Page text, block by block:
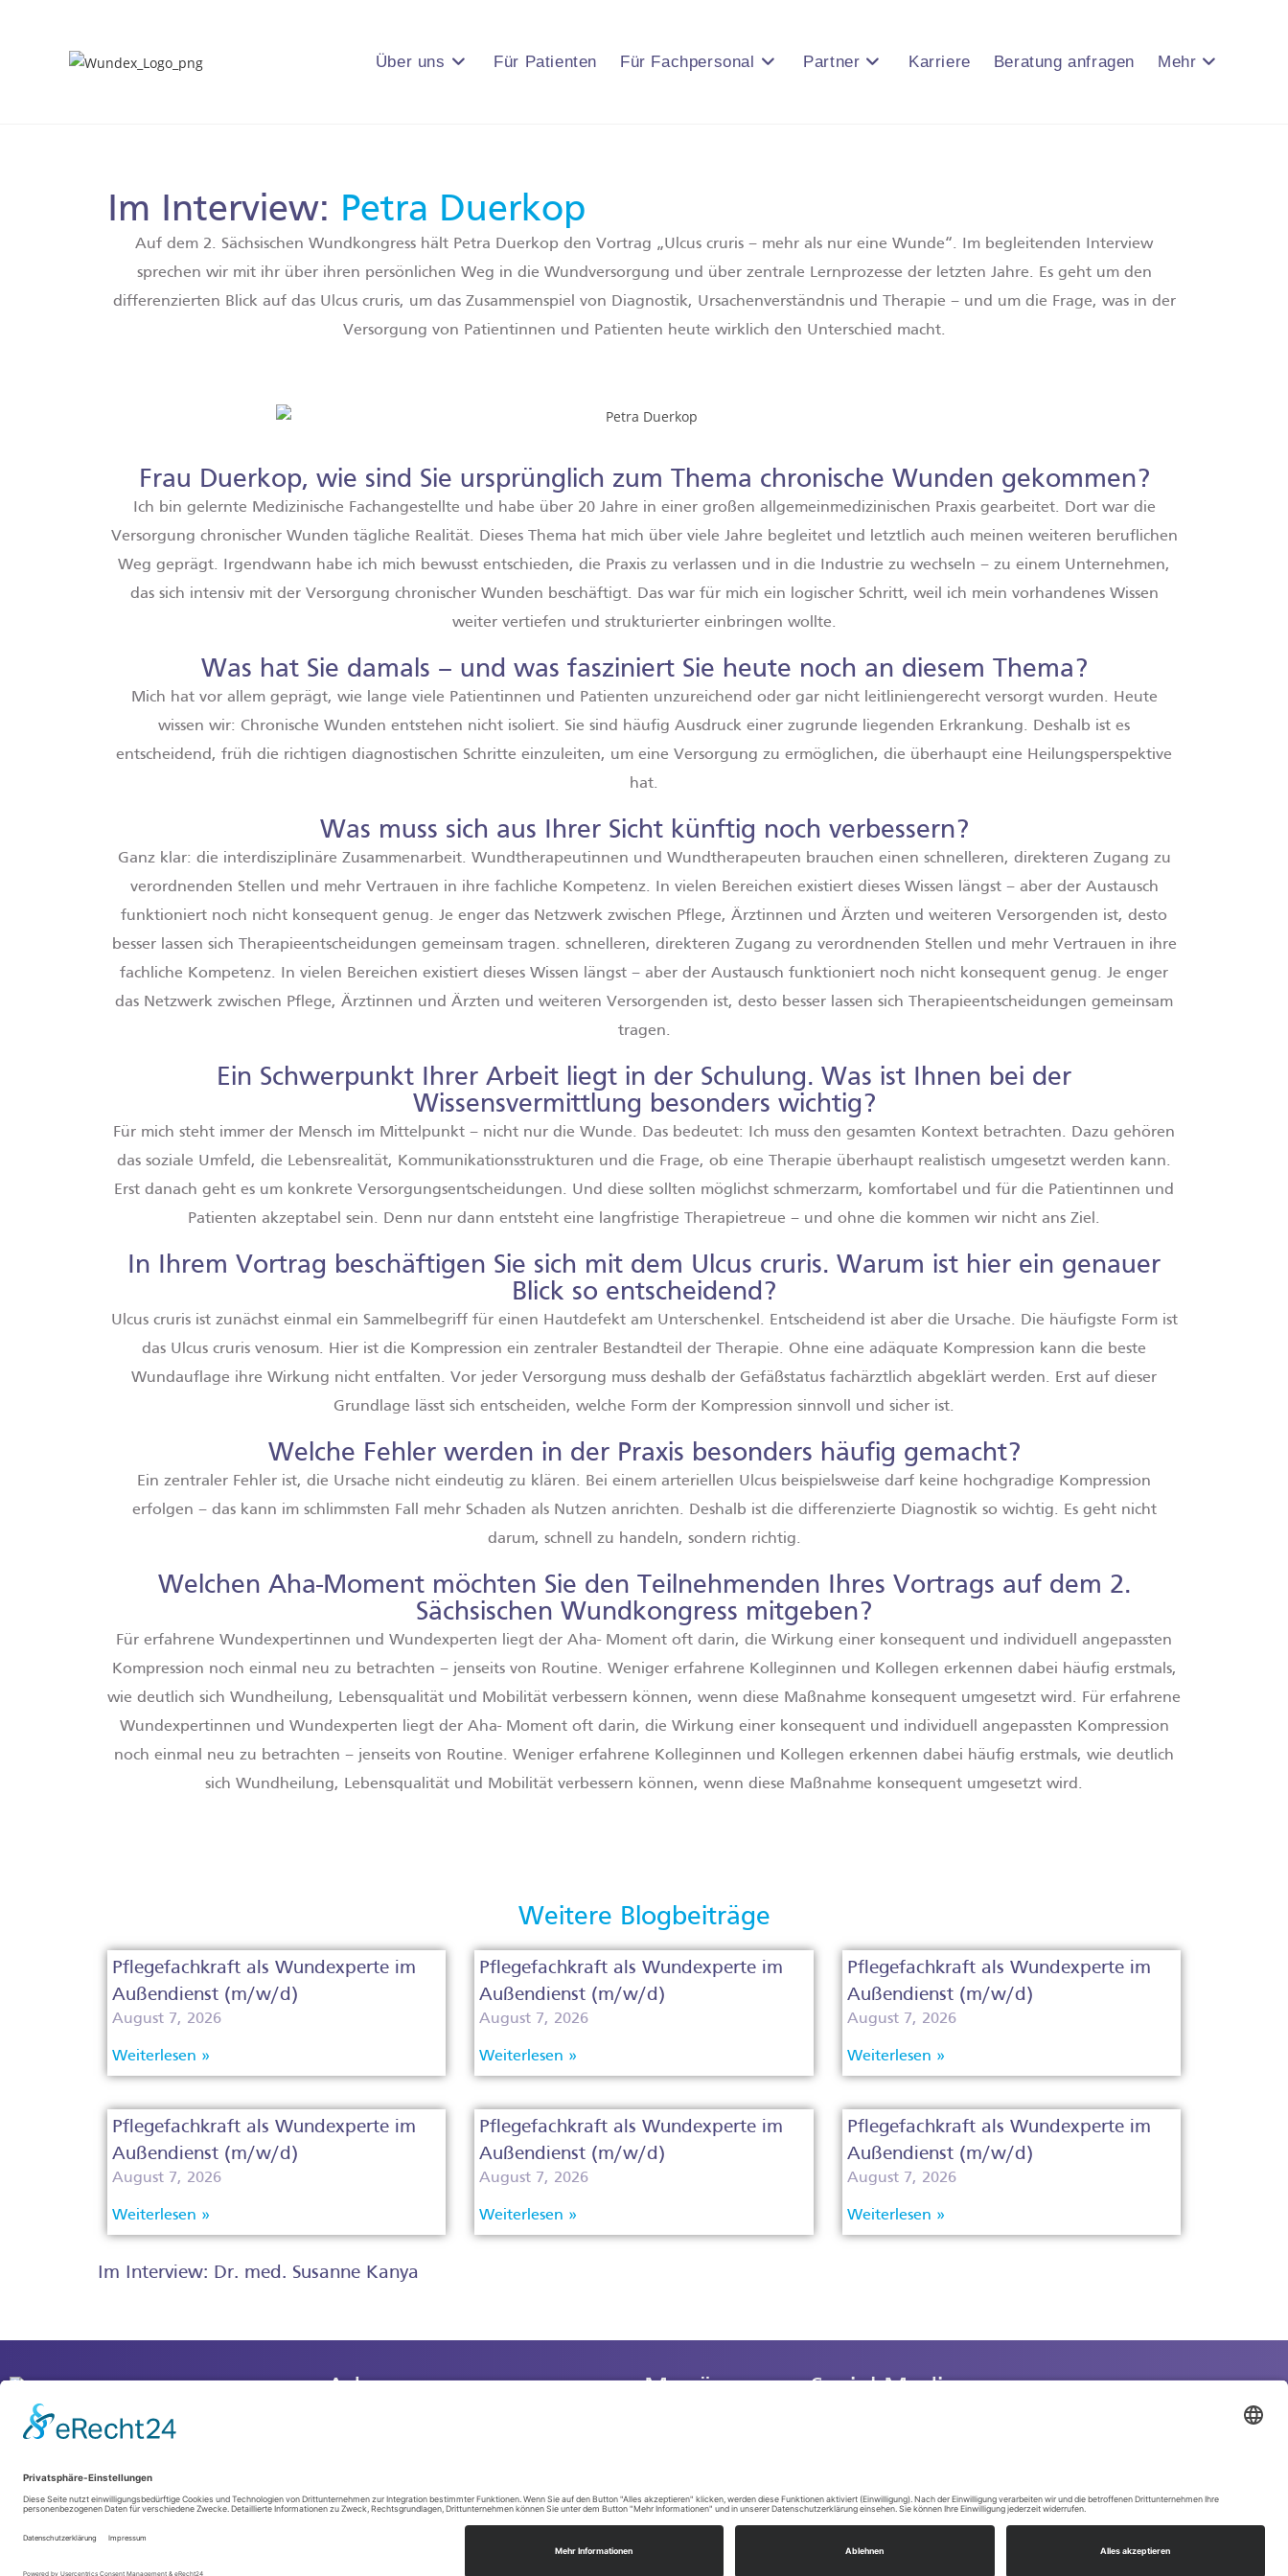
Über uns Für Patienten Für Fachpersonal Partner Karriere Beratung anfragen Mehr
Im Interview: Petra Duerkop
Auf dem 2. Sächsischen Wundkongress hält Petra Duerkop den Vortrag „Ulcus cruris – mehr als nur eine Wunde“. Im begleitenden Interview
sprechen wir mit ihr über ihren persönlichen Weg in die Wundversorgung und über zentrale Lernprozesse der letzten Jahre. Es geht um den
differenzierten Blick auf das Ulcus cruris, um das Zusammenspiel von Diagnostik, Ursachenverständnis und Therapie – und um die Frage, was in der
Versorgung von Patientinnen und Patienten heute wirklich den Unterschied macht.
Frau Duerkop, wie sind Sie ursprünglich zum Thema chronische Wunden gekommen?
Ich bin gelernte Medizinische Fachangestellte und habe über 20 Jahre in einer großen allgemeinmedizinischen Praxis gearbeitet. Dort war die
Versorgung chronischer Wunden tägliche Realität. Dieses Thema hat mich über viele Jahre begleitet und letztlich auch meinen weiteren beruflichen
Weg geprägt. Irgendwann habe ich mich bewusst entschieden, die Praxis zu verlassen und in die Industrie zu wechseln – zu einem Unternehmen,
das sich intensiv mit der Versorgung chronischer Wunden beschäftigt. Das war für mich ein logischer Schritt, weil ich mein vorhandenes Wissen
weiter vertiefen und strukturierter einbringen wollte.
Was hat Sie damals – und was fasziniert Sie heute noch an diesem Thema?
Mich hat vor allem geprägt, wie lange viele Patientinnen und Patienten unzureichend oder gar nicht leitliniengerecht versorgt wurden. Heute
wissen wir: Chronische Wunden entstehen nicht isoliert. Sie sind häufig Ausdruck einer zugrunde liegenden Erkrankung. Deshalb ist es
entscheidend, früh die richtigen diagnostischen Schritte einzuleiten, um eine Versorgung zu ermöglichen, die überhaupt eine Heilungsperspektive
hat.
Was muss sich aus Ihrer Sicht künftig noch verbessern?
Ganz klar: die interdisziplinäre Zusammenarbeit. Wundtherapeutinnen und Wundtherapeuten brauchen einen schnelleren, direkteren Zugang zu
verordnenden Stellen und mehr Vertrauen in ihre fachliche Kompetenz. In vielen Bereichen existiert dieses Wissen längst – aber der Austausch
funktioniert noch nicht konsequent genug. Je enger das Netzwerk zwischen Pflege, Ärztinnen und Ärzten und weiteren Versorgenden ist, desto
besser lassen sich Therapieentscheidungen gemeinsam tragen. schnelleren, direkteren Zugang zu verordnenden Stellen und mehr Vertrauen in ihre
fachliche Kompetenz. In vielen Bereichen existiert dieses Wissen längst – aber der Austausch funktioniert noch nicht konsequent genug. Je enger
das Netzwerk zwischen Pflege, Ärztinnen und Ärzten und weiteren Versorgenden ist, desto besser lassen sich Therapieentscheidungen gemeinsam
tragen.
Ein Schwerpunkt Ihrer Arbeit liegt in der Schulung. Was ist Ihnen bei der
Wissensvermittlung besonders wichtig?
Für mich steht immer der Mensch im Mittelpunkt – nicht nur die Wunde. Das bedeutet: Ich muss den gesamten Kontext betrachten. Dazu gehören
das soziale Umfeld, die Lebensrealität, Kommunikationsstrukturen und die Frage, ob eine Therapie überhaupt realistisch umgesetzt werden kann.
Erst danach geht es um konkrete Versorgungsentscheidungen. Und diese sollten möglichst schmerzarm, komfortabel und für die Patientinnen und
Patienten akzeptabel sein. Denn nur dann entsteht eine langfristige Therapietreue – und ohne die kommen wir nicht ans Ziel.
In Ihrem Vortrag beschäftigen Sie sich mit dem Ulcus cruris. Warum ist hier ein genauer
Blick so entscheidend?
Ulcus cruris ist zunächst einmal ein Sammelbegriff für einen Hautdefekt am Unterschenkel. Entscheidend ist aber die Ursache. Die häufigste Form ist
das Ulcus cruris venosum. Hier ist die Kompression ein zentraler Bestandteil der Therapie. Ohne eine adäquate Kompression kann die beste
Wundauflage ihre Wirkung nicht entfalten. Vor jeder Versorgung muss deshalb der Gefäßstatus fachärztlich abgeklärt werden. Erst auf dieser
Grundlage lässt sich entscheiden, welche Form der Kompression sinnvoll und sicher ist.
Welche Fehler werden in der Praxis besonders häufig gemacht?
Ein zentraler Fehler ist, die Ursache nicht eindeutig zu klären. Bei einem arteriellen Ulcus beispielsweise darf keine hochgradige Kompression
erfolgen – das kann im schlimmsten Fall mehr Schaden als Nutzen anrichten. Deshalb ist die differenzierte Diagnostik so wichtig. Es geht nicht
darum, schnell zu handeln, sondern richtig.
Welchen Aha-Moment möchten Sie den Teilnehmenden Ihres Vortrags auf dem 2.
Sächsischen Wundkongress mitgeben?
Für erfahrene Wundexpertinnen und Wundexperten liegt der Aha- Moment oft darin, die Wirkung einer konsequent und individuell angepassten
Kompression noch einmal neu zu betrachten – jenseits von Routine. Weniger erfahrene Kolleginnen und Kollegen erkennen dabei häufig erstmals,
wie deutlich sich Wundheilung, Lebensqualität und Mobilität verbessern können, wenn diese Maßnahme konsequent umgesetzt wird. Für erfahrene
Wundexpertinnen und Wundexperten liegt der Aha- Moment oft darin, die Wirkung einer konsequent und individuell angepassten Kompression
noch einmal neu zu betrachten – jenseits von Routine. Weniger erfahrene Kolleginnen und Kollegen erkennen dabei häufig erstmals, wie deutlich
sich Wundheilung, Lebensqualität und Mobilität verbessern können, wenn diese Maßnahme konsequent umgesetzt wird.
Weitere Blogbeiträge
Pflegefachkraft als Wundexperte im
Außendienst (m/w/d)
August 7, 2026
Weiterlesen »
Pflegefachkraft als Wundexperte im
Außendienst (m/w/d)
August 7, 2026
Weiterlesen »
Pflegefachkraft als Wundexperte im
Außendienst (m/w/d)
August 7, 2026
Weiterlesen »
Pflegefachkraft als Wundexperte im
Außendienst (m/w/d)
August 7, 2026
Weiterlesen »
Pflegefachkraft als Wundexperte im
Außendienst (m/w/d)
August 7, 2026
Weiterlesen »
Pflegefachkraft als Wundexperte im
Außendienst (m/w/d)
August 7, 2026
Weiterlesen »
Im Interview: Dr. med. Susanne Kanya
Adresse
Tel: +49 (0) 2536 80 77 – 000
Fax: +49 (0) 2536 80 77 – 001
Menü
Compliance
Social Media